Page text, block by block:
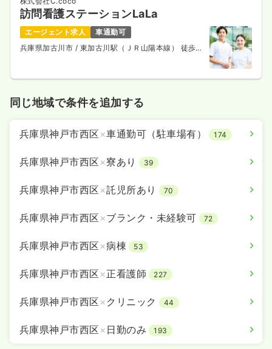
訪問看護正看護師
日勤のみ（常勤） 一時募集休止
時間 8:30～17:30
オンコールあり
月給25万円以上可
訪問看護ステーションLaLa
エージェント求人
車通勤可
兵庫県加古川市 / 東加古川駅（ＪＲ山陽本線） 徒歩
同じ地域で条件を追加する
兵庫県神戸市西区 ×車通勤可（駐車場有） 174
兵庫県神戸市西区 ×寮あり 39
兵庫県神戸市西区 ×託児所あり 70
兵庫県神戸市西区 ×ブランク・未経験可 72
兵庫県神戸市西区 ×病棟 53
兵庫県神戸市西区 ×正看護師 227
兵庫県神戸市西区 × クリニック 44
兵庫県神戸市西区 × 日勤のみ 193